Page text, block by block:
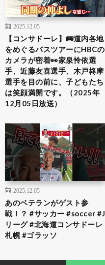
2025.12.05
【コンサドーレ】🚌道内各地
をめぐるバスツアーにHBCの
カメラが密着👀家泉怜依選
手、近藤友喜選手、木戸柊摩
選手を目の前に、子どもたち
は笑顔満開です。（2025年
12月05日放送）
2025.12.05
あのベテランがゲスト参
戦！？ #サッカー #soccer #J
リーグ #北海道コンサドーレ
札幌 #ゴラッソ